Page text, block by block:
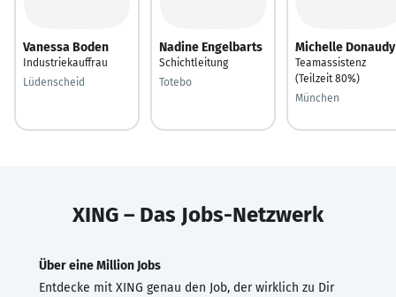
Vanessa Boden
Industriekauffrau
Lüdenscheid
Nadine Engelbarts
Schichtleitung
Totebo
Michelle Donaudy
Teamassistenz
(Teilzeit 80%)
München
XING – Das Jobs-Netzwerk
Über eine Million Jobs
Entdecke mit XING genau den Job, der wirklich zu Dir